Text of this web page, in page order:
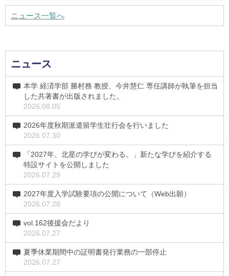
ニュース一覧へ
ニュース
本学 経済学部 勝村務 教授、今井慧仁 専任講師が執筆を担当
した共著書が出版されました。
2026.08.05
2026年度秋期派遣留学生壮行会を行いました
2026.07.30
「2027年、北星の学びが変わる。」新たな学びを紹介する
特設サイトを公開しました
2026.07.29
2027年度入学試験要項の公開について（Web出願）
2026.07.28
vol.162後援会だより
2026.07.27
夏季休業期間中の証明書発行業務の一部停止
2026.07.27